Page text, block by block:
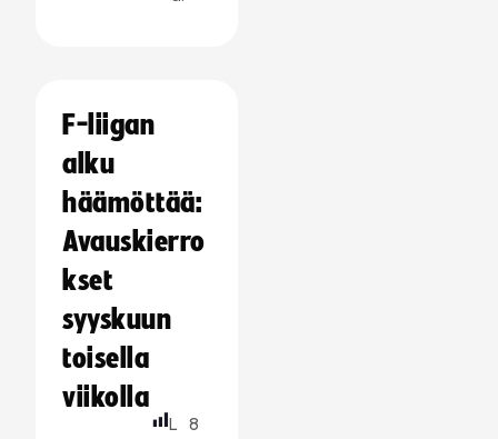
F-liigan
alku
häämöttää:
Avauskierro
kset
syyskuun
toisella
viikolla
L 8